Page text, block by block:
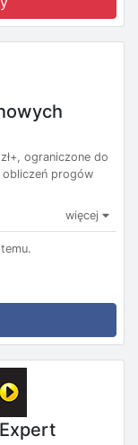
ograniczone do
obliczeń progów
więcej